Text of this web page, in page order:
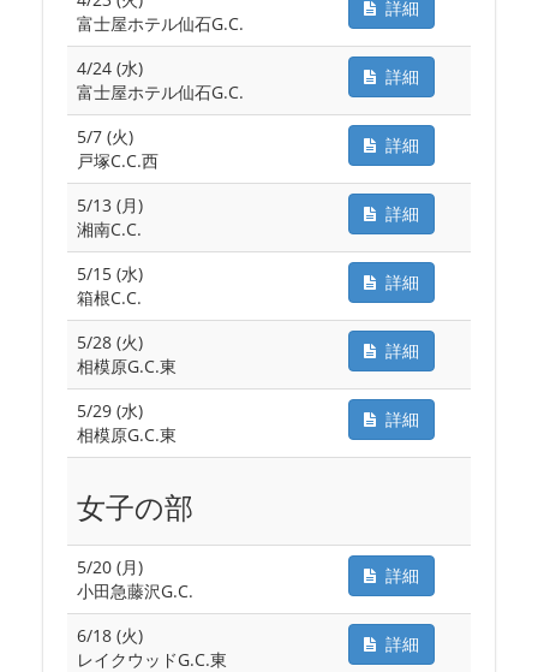
富士屋ホテル仙石G.C.
詳細
4/24 (水)
富士屋ホテル仙石G.C.
詳細
5/7 (火)
戸塚C.C.西
詳細
5/13 (月)
湘南C.C.
詳細
5/15 (水)
箱根C.C.
詳細
5/28 (火)
相模原G.C.東
詳細
5/29 (水)
相模原G.C.東
詳細
女子の部
5/20 (月)
小田急藤沢G.C.
詳細
6/18 (火)
レイクウッドG.C.東
詳細